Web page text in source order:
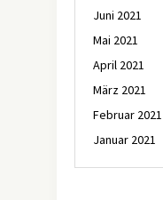
Juni 2021
Mai 2021
April 2021
März 2021
Februar 2021
Januar 2021